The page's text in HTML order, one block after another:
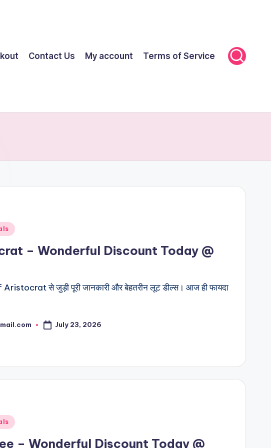
Contact Us My account Terms of Service
– Wonderful Discount Today @
से जुड़ी पूरी जानकारी और बेहतरीन लूट डील्स। आज ही फायदा
July 23, 2026
– Wonderful Discount Today @